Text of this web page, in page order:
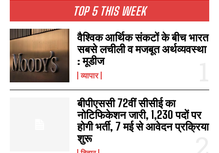
TOP 5 THIS WEEK
वैश्विक आर्थिक संकटों के बीच भारत
सबसे लचीली व मजबूत अर्थव्यवस्था
: मूडीज
व्यापार
बीपीएससी 72वीं सीसीई का
नोटिफिकेशन जारी, 1,230 पदों पर
होगी भर्ती, 7 मई से आवेदन प्रक्रिया
शुरू